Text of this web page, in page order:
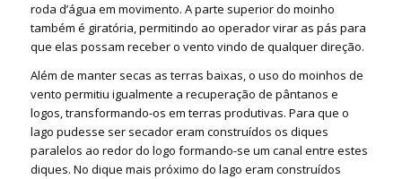
roda d’água em movimento. A parte superior do moinho
também é giratória, permitindo ao operador virar as pás para
que elas possam receber o vento vindo de qualquer direção.
Além de manter secas as terras baixas, o uso do moinhos de
vento permitiu igualmente a recuperação de pântanos e
logos, transformando-os em terras produtivas. Para que o
lago pudesse ser secador eram construídos os diques
paralelos ao redor do logo formando-se um canal entre estes
diques. No dique mais próximo do lago eram construídos